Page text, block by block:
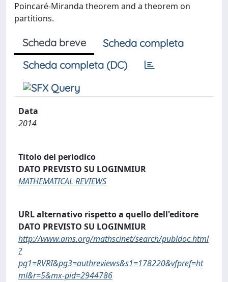
Poincaré-Miranda theorem and a theorem on
partitions.
Scheda breve
Scheda completa
Scheda completa (DC)
Data
2014
Titolo del periodico
DATO PREVISTO SU LOGINMIUR
MATHEMATICAL REVIEWS
URL alternativo rispetto a quello dell'editore
DATO PREVISTO SU LOGINMIUR
http://www.ams.org/mathscinet/search/publdoc.html
?
pg1=RVRI&pg3=authreviews&s1=178220&vfpref=ht
ml&r=5&mx-pid=2944786